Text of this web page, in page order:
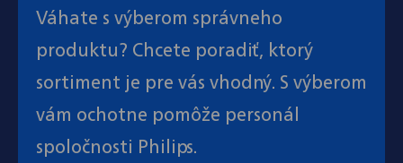
Váhate s výberom správneho
produktu? Chcete poradiť, ktorý
sortiment je pre vás vhodný. S výberom
vám ochotne pomôže personál
spoločnosti Philips.